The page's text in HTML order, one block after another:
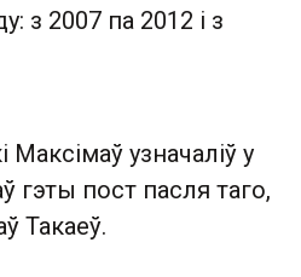
з 2007 па 2012 і з
Максімаў узначаліў у
гэты пост пасля таго,
Такаеў.